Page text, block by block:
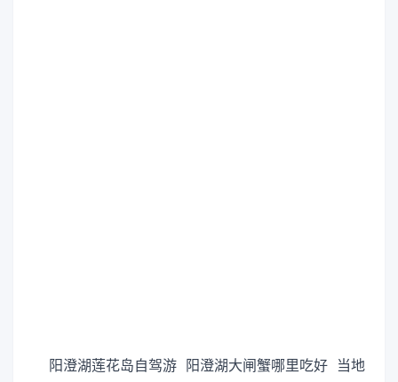
阳澄湖莲花岛自驾游 阳澄湖大闸蟹哪里吃好 当地